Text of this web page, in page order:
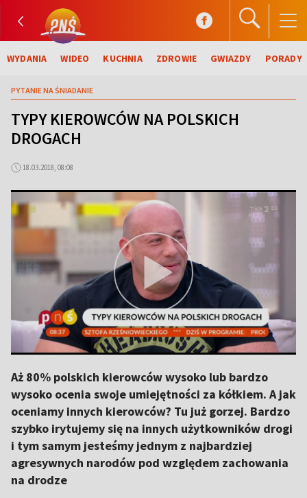
WYDANIA WIDEO KUCHNIA ZDROWIE GWIAZDY PORADY
PYTANIE NA ŚNIADANIE
TYPY KIEROWCÓW NA POLSKICH
DROGACH
18.03.2018, 08:08
Aż 80% polskich kierowców wysoko lub bardzo
wysoko ocenia swoje umiejętności za kółkiem. A jak
oceniamy innych kierowców? Tu już gorzej. Bardzo
szybko irytujemy się na innych użytkowników drogi
i tym samym jesteśmy jednym z najbardziej
agresywnych narodów pod względem zachowania
na drodze